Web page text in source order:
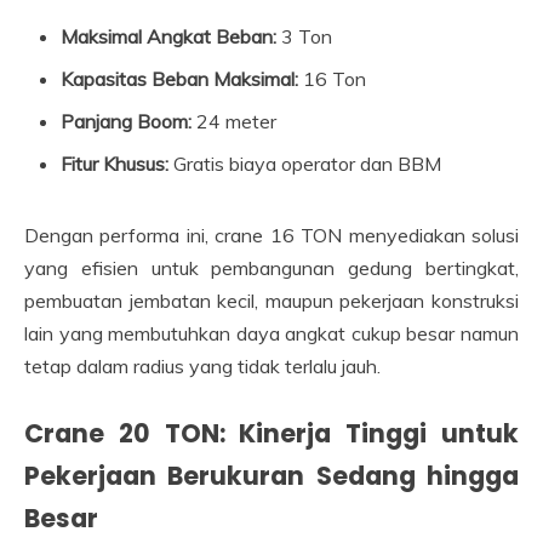
Maksimal Angkat Beban: 3 Ton
Kapasitas Beban Maksimal: 16 Ton
Panjang Boom: 24 meter
Fitur Khusus: Gratis biaya operator dan BBM
Dengan performa ini, crane 16 TON menyediakan solusi
yang efisien untuk pembangunan gedung bertingkat,
pembuatan jembatan kecil, maupun pekerjaan konstruksi
lain yang membutuhkan daya angkat cukup besar namun
tetap dalam radius yang tidak terlalu jauh.
Crane 20 TON: Kinerja Tinggi untuk
Pekerjaan Berukuran Sedang hingga
Besar